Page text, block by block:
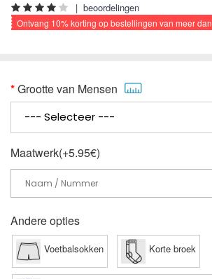
| beoordelingen
Ontvang 10%korting op bestellingen van meer dan
Grootte van Mensen
Maatwerk(+5.95€)
Andere opties
Voetbalsokken Korte broek